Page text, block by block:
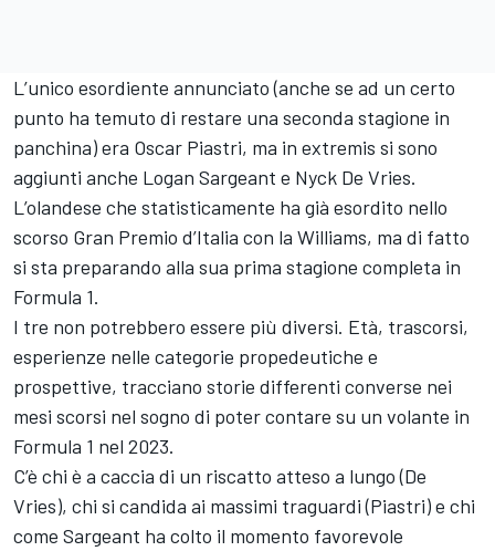
L’unico esordiente annunciato (anche se ad un certo
punto ha temuto di restare una seconda stagione in
panchina) era Oscar Piastri, ma in extremis si sono
aggiunti anche Logan Sargeant e Nyck De Vries.
L’olandese che statisticamente ha già esordito nello
scorso Gran Premio d’Italia con la Williams, ma di fatto
si sta preparando alla sua prima stagione completa in
Formula 1.
I tre non potrebbero essere più diversi. Età, trascorsi,
esperienze nelle categorie propedeutiche e
prospettive, tracciano storie differenti converse nei
mesi scorsi nel sogno di poter contare su un volante in
Formula 1 nel 2023.
C’è chi è a caccia di un riscatto atteso a lungo (De
Vries), chi si candida ai massimi traguardi (Piastri) e chi
come Sargeant ha colto il momento favorevole